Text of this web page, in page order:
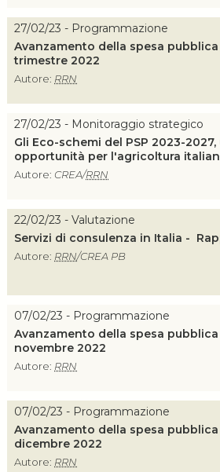
27/02/23 - Programmazione
Avanzamento della spesa
trimestre 2022
Autore: RRN
27/02/23 - Monitoraggio strategico
Gli Eco-schemi del PSP 2023-
opportunità per l'agricoltura
Autore: CREA/RRN
22/02/23 - Valutazione
Servizi di consulenza in Italia -
Autore: RRN/CREA PB
07/02/23 - Programmazione
Avanzamento della spesa
novembre 2022
Autore: RRN
07/02/23 - Programmazione
Avanzamento della spesa
dicembre 2022
Autore: RRN